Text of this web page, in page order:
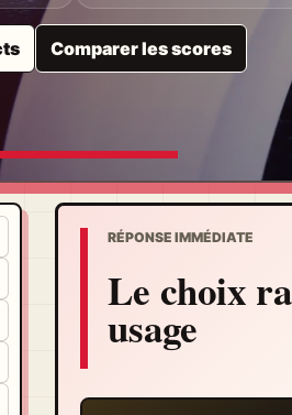
Comparer les scores
2026 : son, micro et confort
RÉPONSE IMMÉDIATE
Le choix
usage